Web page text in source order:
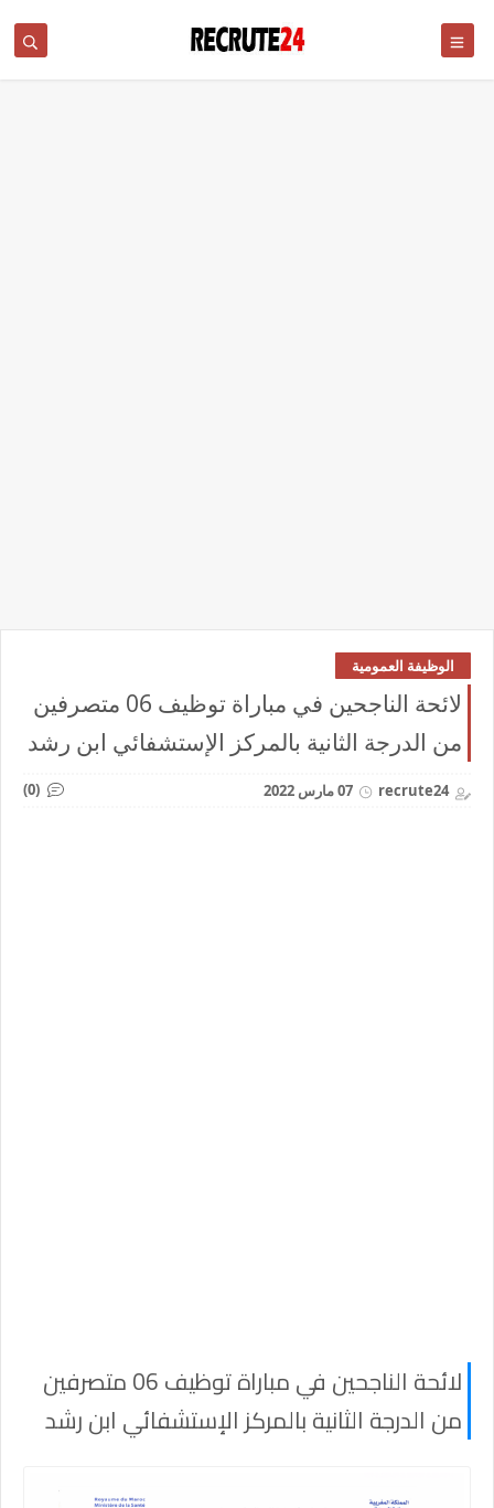
الوظيفة العمومية
لائحة الناجحين في مباراة توظيف 06 متصرفين
من الدرجة الثانية بالمركز الإستشفائي ابن رشد
recrute24 07 مارس 2022 (0)
لائحة الناجحين في مباراة توظيف 06 متصرفين
من الدرجة الثانية بالمركز الإستشفائي ابن رشد